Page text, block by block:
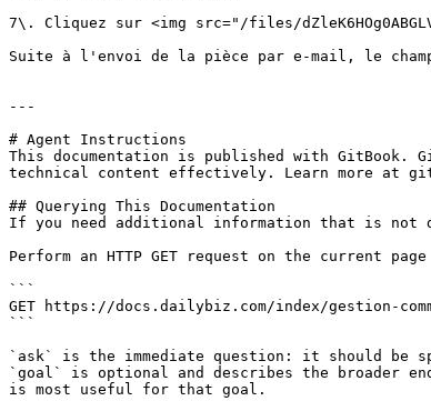
7\. Cliquez sur <img src="/files/
Suite à l'envoi de la pièce par e-mail, le champ
---
# Agent Instructions
This documentation is published with GitBook.
technical content effectively. Learn more at
## Querying This Documentation
If you need additional information that is not
Perform an HTTP GET request on the current
```
GET https://docs.dailybiz.com/index/gestion-
```
`ask` is the immediate question: it should be
`goal` is optional and describes the broader
is most useful for that goal.